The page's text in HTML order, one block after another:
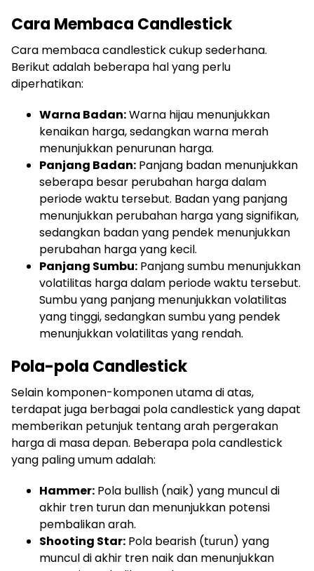
Cara Membaca Candlestick
Cara membaca candlestick cukup sederhana.
Berikut adalah beberapa hal yang perlu
diperhatikan:
Warna Badan:Warna hijau menunjukkan
kenaikan harga, sedangkan warna merah
menunjukkan penurunan harga.
Panjang Badan: Panjang badan menunjukkan
seberapa besar perubahan harga dalam
periode waktu tersebut. Badan yang panjang
menunjukkan perubahan harga yang signifikan,
sedangkan badan yang pendek menunjukkan
perubahan harga yang kecil.
Panjang Sumbu: Panjang sumbu menunjukkan
volatilitas harga dalam periode waktu tersebut.
Sumbu yang panjang menunjukkan volatilitas
yang tinggi, sedangkan sumbu yang pendek
menunjukkan volatilitas yang rendah.
Pola-pola Candlestick
Selain komponen-komponen utama di atas,
terdapat juga berbagai pola candlestick yang dapat
memberikan petunjuk tentang arah pergerakan
harga di masa depan. Beberapa pola candlestick
yang paling umum adalah:
Hammer: Pola bullish (naik) yang muncul di
akhir tren turun dan menunjukkan potensi
pembalikan arah.
Shooting Star: Pola bearish (turun) yang
muncul di akhir tren naik dan menunjukkan